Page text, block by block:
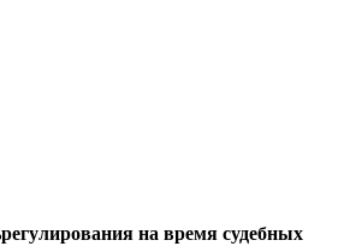
на время судебных